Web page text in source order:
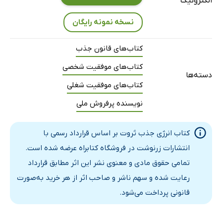
کُد پوششِ فردِ سلطه‌گر
فصل ششم: هنر ارتباط‌گیری گزینشی
مشکلاتِ به‌شدت مُسری را بکش، یا نابود شو
همه‌ی برگ‌هات را رو نکن
قاتل دقیقه شماره 2: منطقه‌ی قرمز
قاتل دقیقه شماره 3: اضافه‌بار کاری
فصل هشتم: چه چیزی را باید به خطر انداخت
احساسات مشتری‌ات را آینه نکن
هم‌تیمی باش
صبور باش، اما پیگیر
نسخه نمونه رایگان
دسته‌ها
کتاب‌های قانون جذب
کتاب‌های موفقیت شخصی
کتاب‌های موفقیت شغلی
نویسنده پرفروش ملی
کتاب انرژی جذب ثروت بر اساس قرارداد رسمی با
انتشارات زرنوشت در فروشگاه کتابراه عرضه شده است.
تمامی حقوق مادی و معنوی نشر این اثر مطابق قرارداد
رعایت شده و سهم ناشر و صاحب اثر از هر خرید به‌صورت
قانونی پرداخت می‌شود.